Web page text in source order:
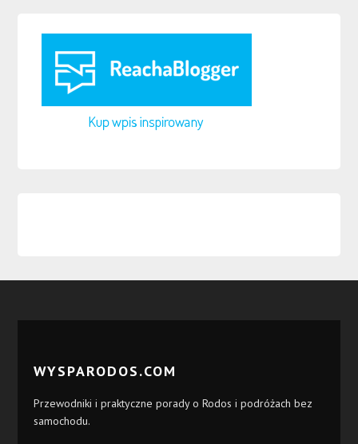
WYSPARODOS.COM
Przewodniki i praktyczne porady o Rodos i podróżach bez
samochodu.